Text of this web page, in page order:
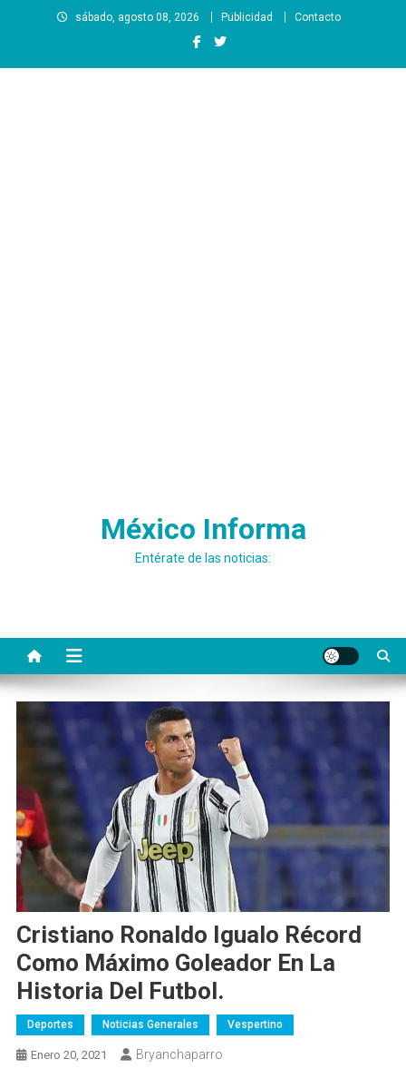
sábado, agosto 08, 2026 Publicidad Contacto
México Informa
Entérate de las noticias:
Cristiano Ronaldo Igualo Récord
Como Máximo Goleador En La
Historia Del Futbol.
Deportes Noticias Generales Vespertino
Enero 20, 2021 Bryanchaparro